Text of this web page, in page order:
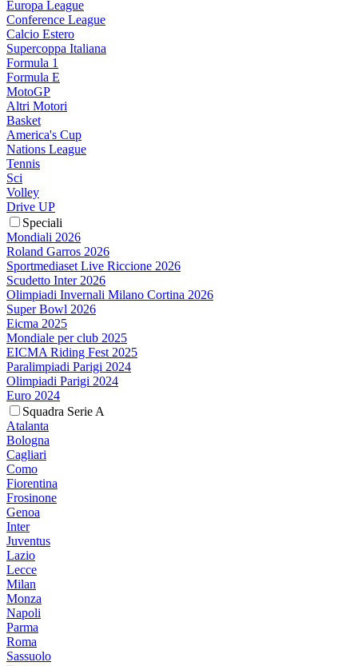
Europa League
Conference League
Calcio Estero
Supercoppa Italiana
Formula 1
Formula E
MotoGP
Altri Motori
Basket
America's Cup
Nations League
Tennis
Sci
Volley
Drive UP
Speciali
Mondiali 2026
Roland Garros 2026
Sportmediaset Live Riccione 2026
Scudetto Inter 2026
Olimpiadi Invernali Milano Cortina 2026
Super Bowl 2026
Eicma 2025
Mondiale per club 2025
EICMA Riding Fest 2025
Paralimpiadi Parigi 2024
Olimpiadi Parigi 2024
Euro 2024
Squadra Serie A
Atalanta
Bologna
Cagliari
Como
Fiorentina
Frosinone
Genoa
Inter
Juventus
Lazio
Lecce
Milan
Monza
Napoli
Parma
Roma
Sassuolo